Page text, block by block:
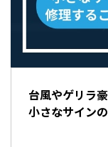
台風やゲリラ
小さなサイン